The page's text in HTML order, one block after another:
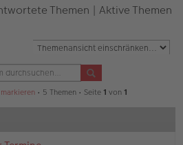
Themen | Aktive Themen
• 5 Themen • Seite 1 von 1